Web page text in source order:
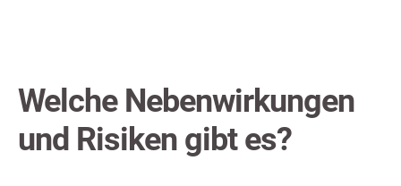
Welche Nebenwirkungen
und Risiken gibt es?